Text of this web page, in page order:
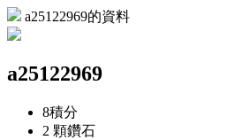
a25122969的資料
a25122969
8積分
2 顆鑽石